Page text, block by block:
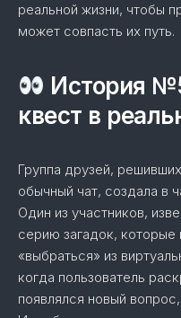
реальной жизни, чтобы
может совпасть их путь.
История
квест в
Группа друзей,
обычный чат, создала в
Один из участников,
серию загадок,
«выбраться» из
когда пользователь
появлялся новый